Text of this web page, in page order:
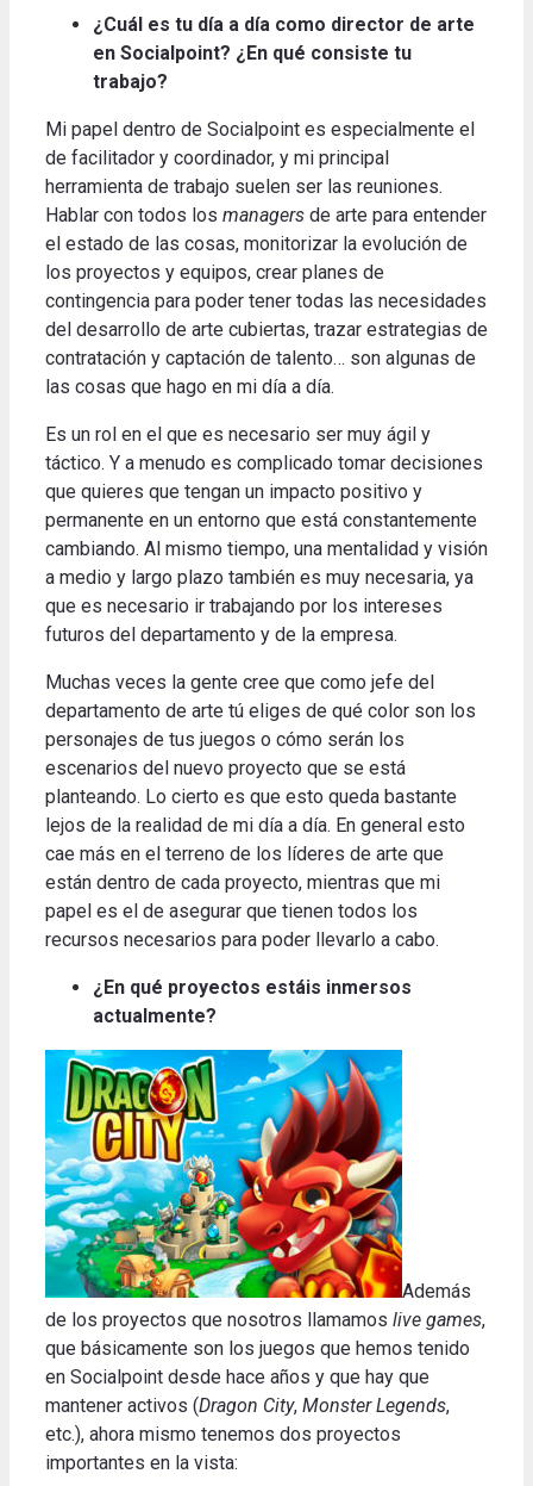
¿Cuál es tu día a día como director de arte
en Socialpoint? ¿En qué consiste tu
trabajo?
Mi papel dentro de Socialpoint es especialmente el
de facilitador y coordinador, y mi principal
herramienta de trabajo suelen ser las reuniones.
Hablar con todos los managers de arte para entender
el estado de las cosas, monitorizar la evolución de
los proyectos y equipos, crear planes de
contingencia para poder tener todas las necesidades
del desarrollo de arte cubiertas, trazar estrategias de
contratación y captación de talento… son algunas de
las cosas que hago en mi día a día.
Es un rol en el que es necesario ser muy ágil y
táctico. Y a menudo es complicado tomar decisiones
que quieres que tengan un impacto positivo y
permanente en un entorno que está constantemente
cambiando. Al mismo tiempo, una mentalidad y visión
a medio y largo plazo también es muy necesaria, ya
que es necesario ir trabajando por los intereses
futuros del departamento y de la empresa.
Muchas veces la gente cree que como jefe del
departamento de arte tú eliges de qué color son los
personajes de tus juegos o cómo serán los
escenarios del nuevo proyecto que se está
planteando. Lo cierto es que esto queda bastante
lejos de la realidad de mi día a día. En general esto
cae más en el terreno de los líderes de arte que
están dentro de cada proyecto, mientras que mi
papel es el de asegurar que tienen todos los
recursos necesarios para poder llevarlo a cabo.
¿En qué proyectos estáis inmersos
actualmente?
Además
de los proyectos que nosotros llamamos live games,
que básicamente son los juegos que hemos tenido
en Socialpoint desde hace años y que hay que
mantener activos (Dragon City, Monster Legends,
etc.), ahora mismo tenemos dos proyectos
importantes en la vista: